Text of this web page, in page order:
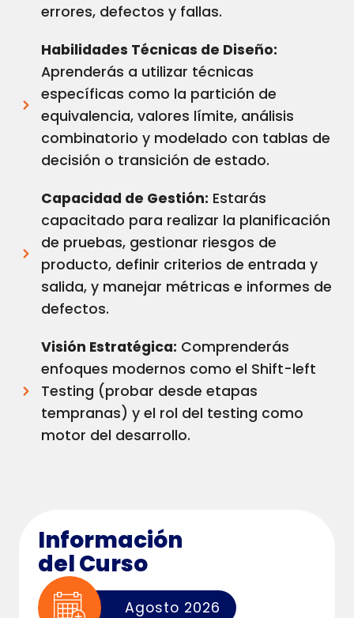
errores, defectos y fallas.
Habilidades Técnicas de Diseño:
Aprenderás a utilizar técnicas
específicas como la partición de
equivalencia, valores límite, análisis
combinatorio y modelado con tablas de
decisión o transición de estado.
Capacidad de Gestión: Estarás
capacitado para realizar la planificación
de pruebas, gestionar riesgos de
producto, definir criterios de entrada y
salida, y manejar métricas e informes de
defectos.
Visión Estratégica: Comprenderás
enfoques modernos como el Shift-left
Testing (probar desde etapas
tempranas) y el rol del testing como
motor del desarrollo.
Información
del Curso
Agosto 2026